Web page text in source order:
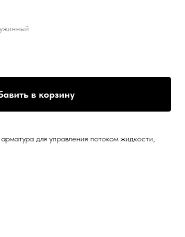
в корзину
для управления потоком жидкости,